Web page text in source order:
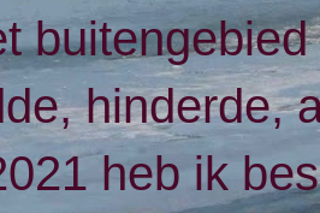
hinderde,
heb ik